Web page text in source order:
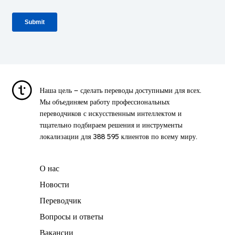
Наша цель – сделать переводы доступными для всех.
Мы объединяем работу профессиональных
переводчиков с искусственным интеллектом и
тщательно подбираем решения и инструменты
локализации для 388 595 клиентов по всему миру.
О нас
Новости
Переводчик
Вопросы и ответы
Вакансии